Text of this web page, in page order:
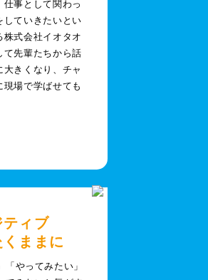
事として関わっ
していきたいとい
式会社イオタオ
て先輩たちから話
きくなり、チャ
場で学ばせても
ティブ
ままに
やってみたい」